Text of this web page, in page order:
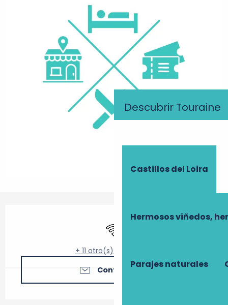
Descubrir Touraine
Castillos del Loira
Hermosos viñedos,
Parajes naturales
Horarios y datos de contacto
Wifi
+ 11 otro(s) servicio(s)
Contáctenos